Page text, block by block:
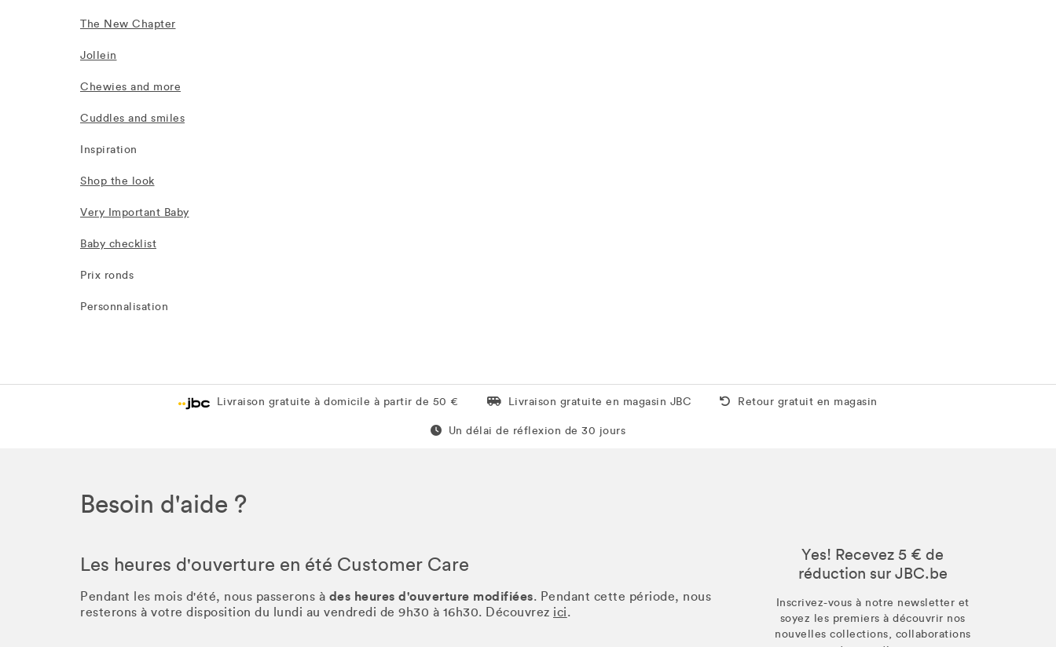
The New Chapter
Jollein
Chewies and more
Cuddles and smiles
Inspiration
Shop the look
Very Important Baby
Baby checklist
Prix ronds
Personnalisation
Livraison gratuite à domicile à partir de 50 € Livraison gratuite en magasin JBC
Livraison gratuite en magasin JBC Retour gratuit aussi en magasin
Retour gratuit en magasin
Un délai de réflexion de 60 jours
Un délai de réflexion de 30 jours
Besoin d'aide ?
Les heures d'ouverture en été Customer Care
Pendant les mois d'été, nous passerons à des heures d'ouverture modifiées. Pendant cette période, nous
resterons à votre disposition du lundi au vendredi de 9h30 à 16h30. Découvrez ici.
Yes! Recevez 5 € de
réduction sur JBC.be
Inscrivez-vous à notre newsletter et
soyez les premiers à découvrir nos
nouvelles collections, collaborations